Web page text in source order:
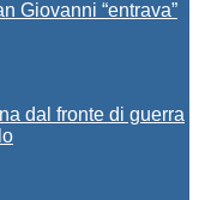
Giovanni “entrava”
dal fronte di guerra